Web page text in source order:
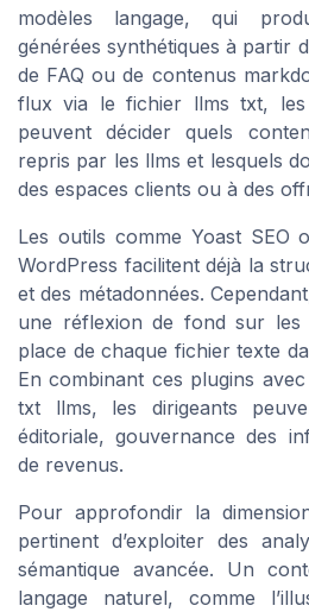
modèles langage, qui
générées synthétiques à partir
de FAQ ou de contenus
flux via le fichier llms txt, les
peuvent décider quels
repris par les llms et lesquels
des espaces clients ou à des
Les outils comme Yoast SEO
WordPress facilitent déjà la
et des métadonnées.
une réflexion de fond sur
place de chaque fichier texte
En combinant ces plugins
txt llms, les dirigeants
éditoriale, gouvernance des
de revenus.
Pour approfondir la
pertinent d’exploiter des
sémantique avancée. Un
langage naturel, comme